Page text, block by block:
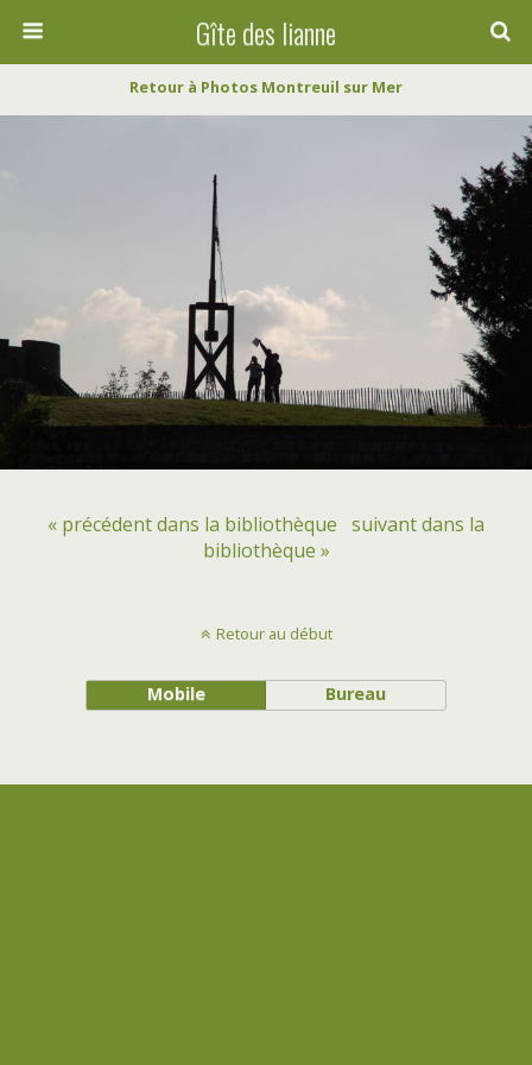
Gîte des lianne
Retour à Photos Montreuil sur Mer
« précédent dans la bibliothèque suivant dans la
bibliothèque »
Retour au début
Mobile Bureau